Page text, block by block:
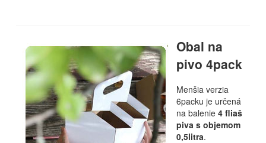
Obal na
pivo 4pack
Menšia verzia
6packu je určená
na balenie 4 fliaš
piva s objemom
0,5litra.